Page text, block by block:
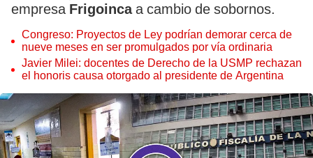
empresa Frigoincaa cambio de sobornos.
Congreso: Proyectos de Ley podrían demorar cerca de
nueve meses en ser promulgados por vía ordinaria
Javier Milei: docentes de Derecho de la USMP rechazan
el honoris causa otorgado al presidente de Argentina